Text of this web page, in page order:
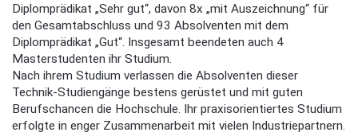
Diplomprädikat „Sehr gut“, davon 8x „mit Auszeichnung“ für
den Gesamtabschluss und 93 Absolventen mit dem
Diplomprädikat „Gut“. Insgesamt beendeten auch 4
Masterstudenten ihr Studium.
Nach ihrem Studium verlassen die Absolventen dieser
Technik-Studiengänge bestens gerüstet und mit guten
Berufschancen die Hochschule. Ihr praxisorientiertes Studium
erfolgte in enger Zusammenarbeit mit vielen Industriepartnern.